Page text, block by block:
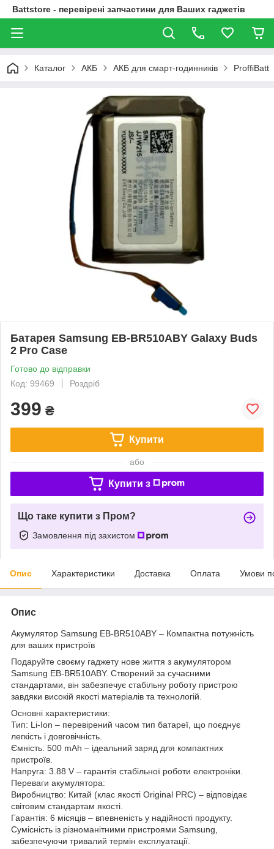
Battstore - перевірені запчастини для Ваших гаджетів
Каталог АКБ АКБ для смарт-годинників ProffiBatt
Батарея Samsung EB-BR510ABY Galaxy Buds
2 Pro Case
Готово до відправки
Код: 99469
Роздріб
399 ₴
Купити
або
Купити з
Що таке купити з Пром?
Замовлення під захистом
Опис Характеристики Доставка Оплата Умови
Опис
Акумулятор Samsung EB-BR510ABY – Компактна потужність
для ваших пристроїв
Подаруйте своєму гаджету нове життя з акумулятором
Samsung EB-BR510ABY. Створений за сучасними
стандартами, він забезпечує стабільну роботу пристрою
завдяки високій якості матеріалів та технологій.
Основні характеристики:
Тип: Li-Ion – перевірений часом тип батареї, що поєднує
легкість і довговічність.
Ємність: 500 mAh – ідеальний заряд для компактних
пристроїв.
Напруга: 3.88 V – гарантія стабільної роботи електроніки.
Переваги акумулятора:
Виробництво: Китай (клас якості Original PRC) – відповідає
світовим стандартам якості.
Гарантія: 6 місяців – впевненість у надійності продукту.
Сумісність із різноманітними пристроями Samsung,
забезпечуючи тривалий термін експлуатації.